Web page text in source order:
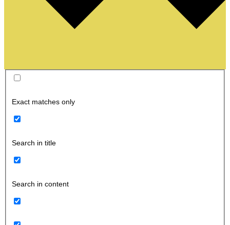
Exact matches only
Search in title
Search in content